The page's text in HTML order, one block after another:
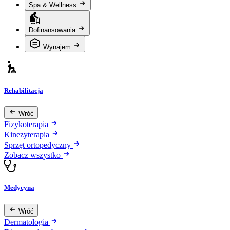
Spa & Wellness
Dofinansowania
Wynajem
Rehabilitacja
Wróć
Fizykoterapia
Kinezyterapia
Sprzęt ortopedyczny
Zobacz wszystko
Medycyna
Wróć
Dermatologia